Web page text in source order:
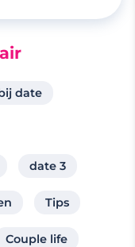
date
date 3
Tips
Couple life